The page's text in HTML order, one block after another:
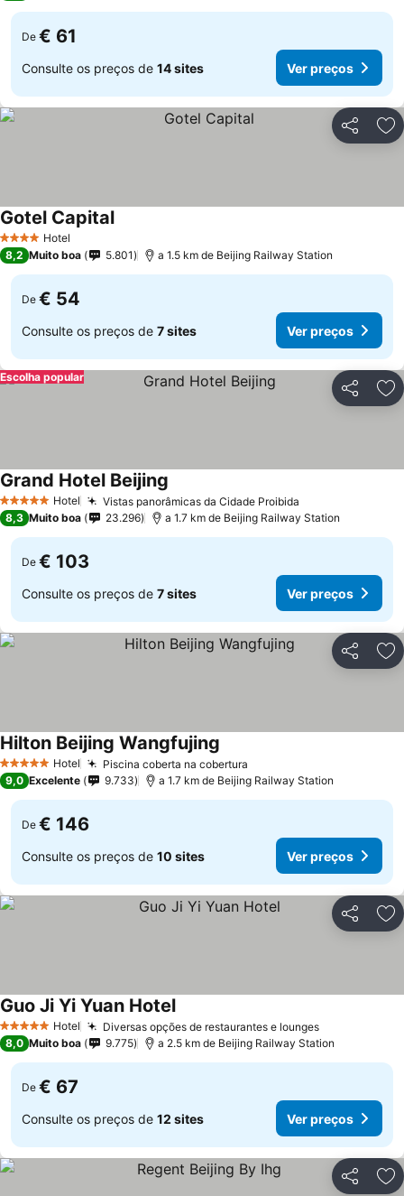
De € 61
Consulte os preços de 14 sites Ver preços
Partilhar
4 EstrelasHotel
Gotel Capital
8,2 Muito boa 5.801 a 1.5 km de Beijing Railway Station
De € 54
Consulte os preços de 7 sites Ver preços
Partilhar
Escolha popular
5 Estrelas Hotel Vistas panorâmicas da Cidade Proibida
Grand Hotel Beijing
8,3 Muito boa 23.296 a 1.7 km de Beijing Railway Station
De € 103
Consulte os preços de 7 sites Ver preços
Partilhar
5 Estrelas Hotel Piscina coberta na cobertura
Hilton Beijing Wangfujing
9,0 Excelente 9.733 a 1.7 km de Beijing Railway Station
De € 146
Consulte os preços de 10 sites Ver preços
Partilhar
5 Estrelas Hotel Diversas opções de restaurantes e lounges
Guo Ji Yi Yuan Hotel
8,0 Muito boa 9.775 a 2.5 km de Beijing Railway Station
De € 67
Consulte os preços de 12 sites Ver preços
Partilhar